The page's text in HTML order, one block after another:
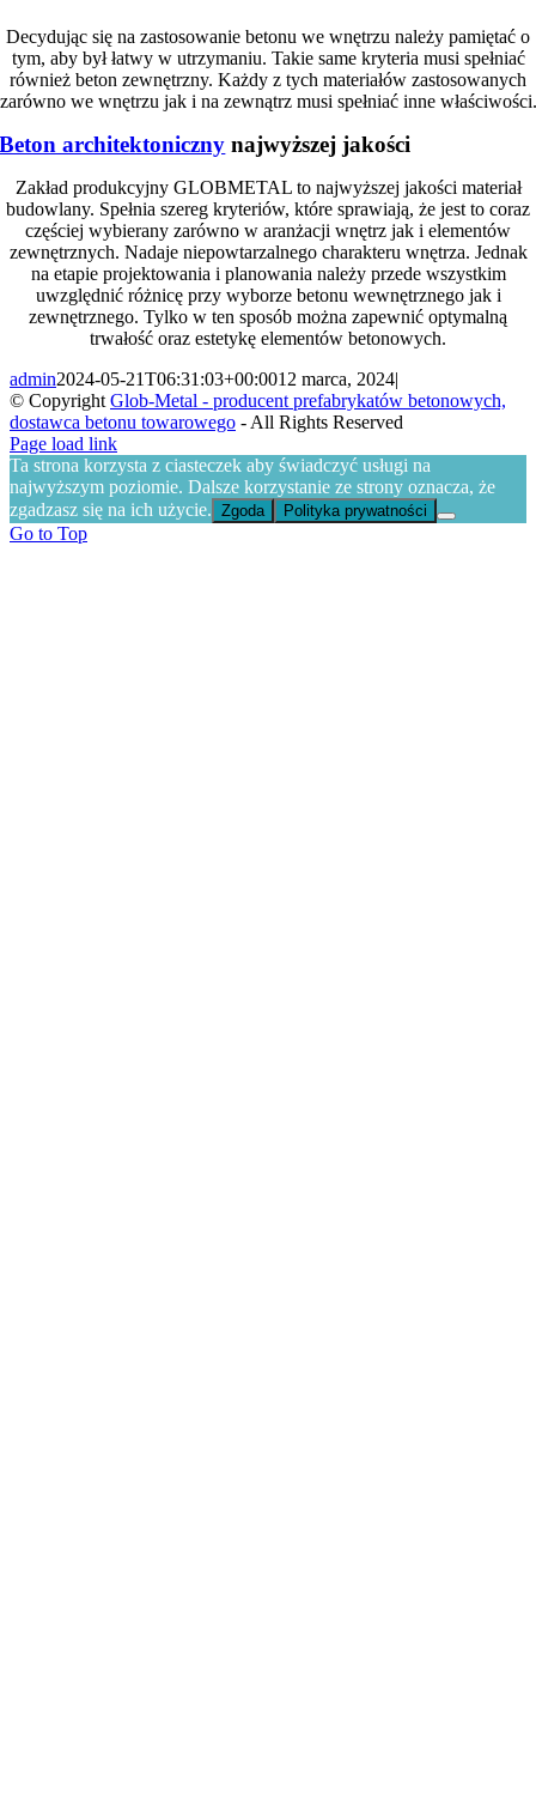
Decydując się na zastosowanie betonu we wnętrzu należy pamiętać o
tym, aby był łatwy w utrzymaniu. Takie same kryteria musi spełniać
również beton zewnętrzny. Każdy z tych materiałów zastosowanych
zarówno we wnętrzu jak i na zewnątrz musi spełniać inne właściwości.
Beton architektoniczny najwyższej jakości
Zakład produkcyjny GLOBMETAL to najwyższej jakości materiał
budowlany. Spełnia szereg kryteriów, które sprawiają, że jest to coraz
częściej wybierany zarówno w aranżacji wnętrz jak i elementów
zewnętrznych. Nadaje niepowtarzalnego charakteru wnętrza. Jednak
na etapie projektowania i planowania należy przede wszystkim
uwzględnić różnicę przy wyborze betonu wewnętrznego jak i
zewnętrznego. Tylko w ten sposób można zapewnić optymalną
trwałość oraz estetykę elementów betonowych.
admin2024-05-21T06:31:03+00:0012 marca, 2024|
© Copyright Glob-Metal - producent prefabrykatów betonowych,
dostawca betonu towarowego - All Rights Reserved
Page load link
Ta strona korzysta z ciasteczek aby świadczyć usługi na
najwyższym poziomie. Dalsze korzystanie ze strony oznacza, że
zgadzasz się na ich użycie. Zgoda Polityka prywatności
Go to Top